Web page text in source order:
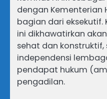
dengan Kementerian
bagian dari eksekutif.
ini dikhawatirkan
sehat dan
independensi
pendapat hukum
pengadilan.